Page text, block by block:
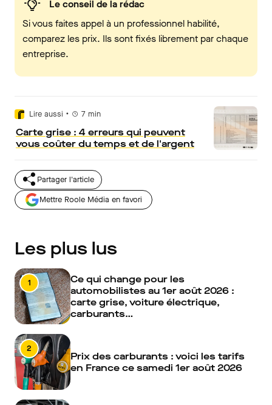
Le conseil de la rédac
Si vous faites appel à un professionnel habilité,
comparez les prix. Ils sont fixés librement par chaque
entreprise.
Lire aussi • 7 min
Carte grise : 4 erreurs qui peuvent
vous coûter du temps et de l'argent
Partager l'article
Mettre Roole Média en favori
Les plus lus
1
Ce qui change pour les
automobilistes au 1er août 2026 :
carte grise, voiture électrique,
carburants…
2
Prix des carburants : voici les tarifs
en France ce samedi 1er août 2026